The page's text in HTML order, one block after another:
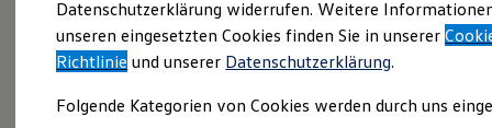
Angebote und Produkte
Aktuelle Angebote
E-Auto-Förderung
Volkswagen Marktplatz
Junge Gebrauchtwagen und Gebrauchtwagen
Datenschutzerklärung widerrufen. Weitere
unseren eingesetzten Cookies finden Sie in unserer
Richtlinie und unserer Datenschutzerklärung.
Folgende Kategorien von Cookies werden durch uns